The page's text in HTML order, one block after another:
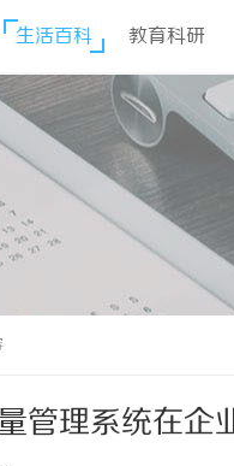
生活百科 教育科研
管理系统在企